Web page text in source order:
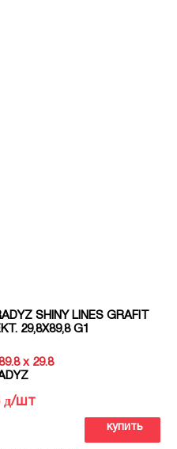
SHINY LINES GRAFIT
29,8X89,8 G1
x 29.8
д/шт
купить